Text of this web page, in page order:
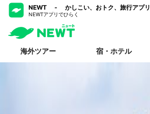
NEWT - かしこい、おトク、旅行アプリ
NEWTアプリでひらく
海外ツアー 宿・ホテル